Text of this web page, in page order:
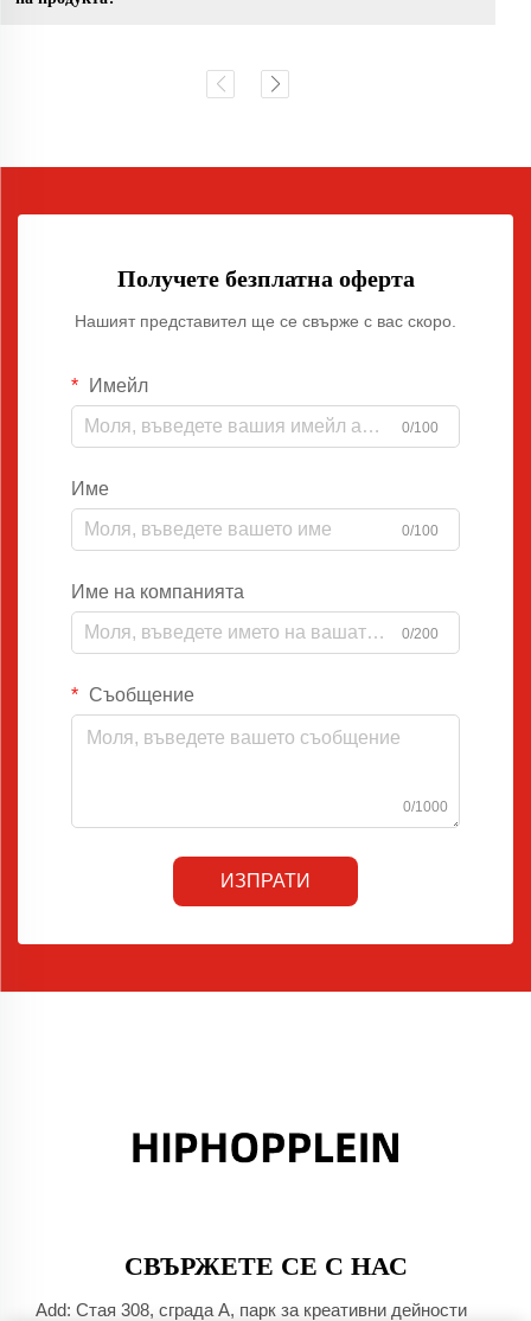
Получете безплатна оферта
Нашият представител ще се свърже с вас скоро.
Имейл
0/100
Име
0/100
Име на компанията
0/200
Съобщение
0/1000
ИЗПРАТИ
СВЪРЖЕТЕ СЕ С НАС
Add: Стая 308, сграда А, парк за креативни дейности